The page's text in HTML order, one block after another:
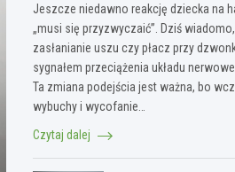
Jeszcze niedawno reakcję dziecka na
„musi się przyzwyczaić”. Dziś
zasłanianie uszu czy płacz przy
sygnałem przeciążenia układu
Ta zmiana podejścia jest ważna, bo
wybuchy i wycofanie…
Czytaj dalej